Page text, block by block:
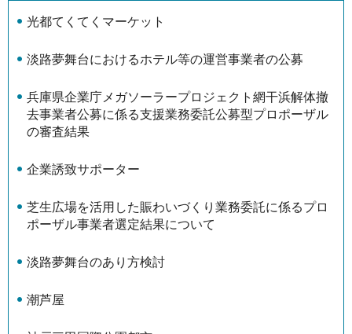
光都てくてくマーケット
淡路夢舞台におけるホテル等の運営事業者の公募
兵庫県企業庁メガソーラープロジェクト網干浜解体撤
去事業者公募に係る支援業務委託公募型プロポーザル
の審査結果
企業誘致サポーター
芝生広場を活用した賑わいづくり業務委託に係るプロ
ポーザル事業者選定結果について
淡路夢舞台のあり方検討
潮芦屋